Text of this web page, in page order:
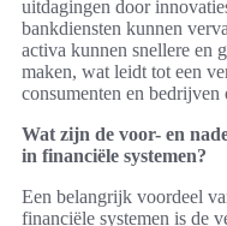
uitdagingen door
bankdiensten kunnen
activa kunnen snellere en
maken, wat leidt tot een
consumenten en bedrijven
Wat zijn de voor- en
in financiële systemen?
Een belangrijk voordeel
financiële systemen is de